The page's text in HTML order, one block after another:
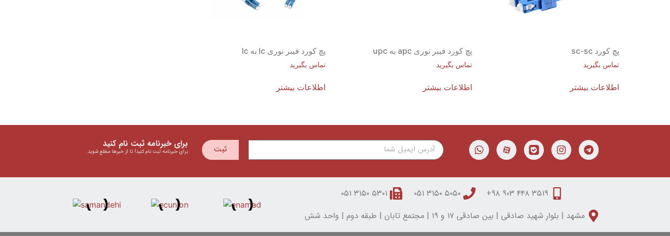
پچ کورد sc-sc
تماس بگیرید
اطلاعات بیشتر
پچ کورد فیبر نوری apc به upc
تماس بگیرید
اطلاعات بیشتر
پچ کورد فیبر نوری lc به lc
تماس بگیرید
اطلاعات بیشتر
ثبت برای خبرنامه ثبت نام کنید
برای خبرنامه ثبت نام کنید! تا از خبرها مطلع شوید.
۳۵۱۹ ۴۴۸ ۹۰۳ ۹۸+ ۵۰۵۰ ۳۱۵۰ ۰۵۱
۵۳۰۱ ۳۱۵۰ ۰۵۱
مشهد | بلوار شهید صادقی | بین صادقی ۱۷ و ۱۹ | مجتمع تابان | طبقه دوم | واحد شش